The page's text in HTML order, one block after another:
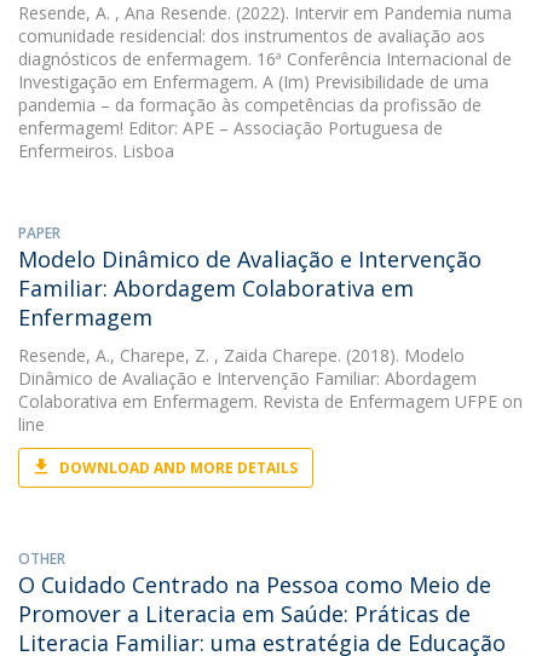
Resende, A. , Ana Resende. (2022). Intervir em Pandemia numa
comunidade residencial: dos instrumentos de avaliação aos
diagnósticos de enfermagem. 16ª Conferência Internacional de
Investigação em Enfermagem. A (Im) Previsibilidade de uma
pandemia – da formação às competências da profissão de
enfermagem! Editor: APE – Associação Portuguesa de
Enfermeiros. Lisboa
PAPER
Modelo Dinâmico de Avaliação e Intervenção
Familiar: Abordagem Colaborativa em
Enfermagem
Resende, A., Charepe, Z. , Zaida Charepe. (2018). Modelo
Dinâmico de Avaliação e Intervenção Familiar: Abordagem
Colaborativa em Enfermagem. Revista de Enfermagem UFPE on
line
DOWNLOAD AND MORE DETAILS
OTHER
O Cuidado Centrado na Pessoa como Meio de
Promover a Literacia em Saúde: Práticas de
Literacia Familiar: uma estratégia de Educação